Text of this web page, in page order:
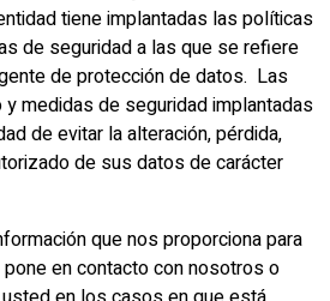
tiene implantadas las políticas
de seguridad a las que se refiere
de protección de datos. Las
medidas de seguridad implantadas
de evitar la alteración, pérdida,
de sus datos de carácter
que nos proporciona para
en contacto con nosotros o